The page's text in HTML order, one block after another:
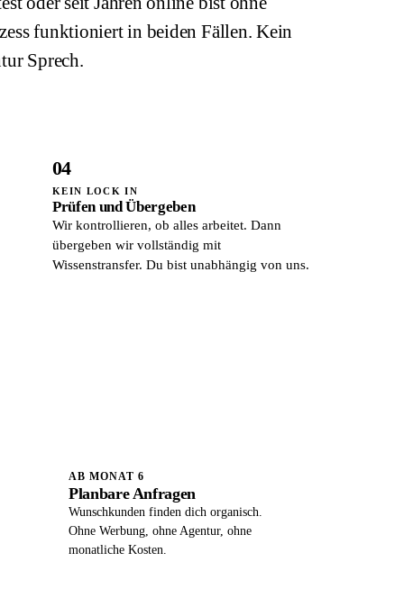
funktioniert in beiden Fällen. Kein
Sprech.
04
KEIN LOCK IN
Prüfen und Übergeben
Wir kontrollieren, ob alles arbeitet. Dann
übergeben wir vollständig mit
Wissenstransfer. Du bist unabhängig von uns.
AB MONAT 6
Planbare Anfragen
Wunschkunden finden dich organisch.
Ohne Werbung, ohne Agentur, ohne
monatliche Kosten.